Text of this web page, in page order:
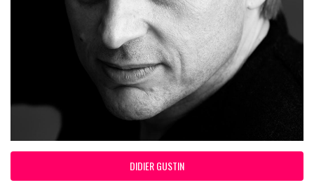
DIDIER GUSTIN